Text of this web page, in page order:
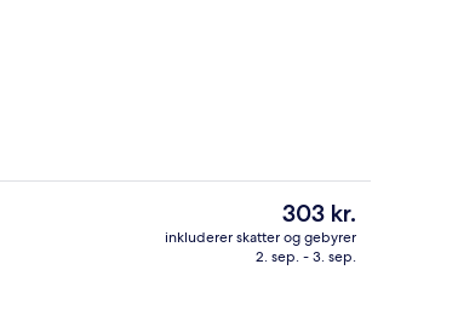
Fladskærms-tv
Den
nuværende
pris
303 kr.
inkluderer skatter og gebyrer
2. sep. - 3. sep.